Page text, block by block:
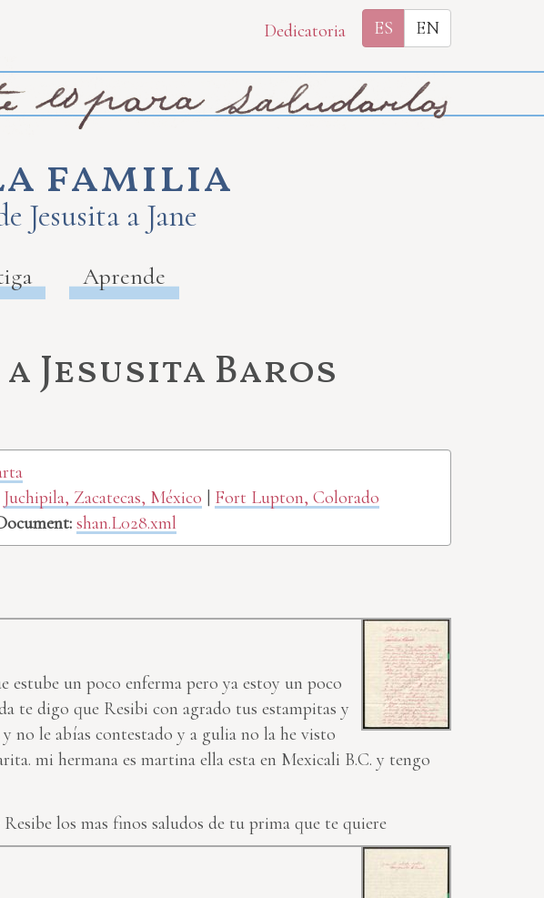
Dedicatoria ES EN
familia
Jesusita a Jane
Aprende
Jesusita Baros
Juchipila, Zacatecas, México
Fort Lupton, Colorado
shan.L028.xml
un poco enferma pero ya estoy un poco
te digo que Resibi con agrado tus estampitas y
no le abías contestado y a gulia no la he visto
mi hermana es martina ella esta en Mexicali B.C. y tengo
los mas finos saludos de tu prima que te quiere